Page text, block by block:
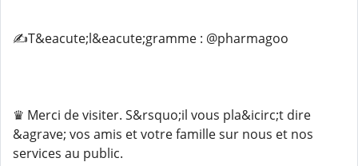
✍️T&eacute;l&eacute;gramme : @pharmagoo
♛ Merci de visiter. S&rsquo;il vous pla&icirc;t dire
&agrave; vos amis et votre famille sur nous et nos
services au public.